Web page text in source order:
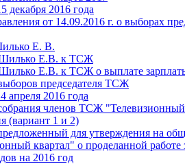
декабря 2016 года
от 14.09.2016 г. о выборах
Е. В.
Шилько Е.В. к ТСЖ
Шилько Е.В. к ТСЖ о выплате
председателя ТСЖ
апреля 2016 года
членов ТСЖ "Телевизионный
(вариант 1 и 2)
для утверждения на
квартал" о проделанной работе
на 2016 год